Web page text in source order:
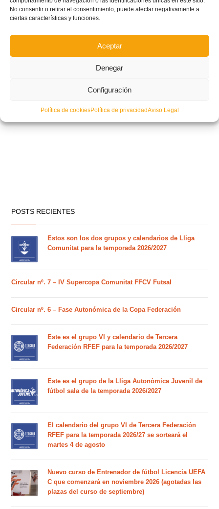
No consentir o retirar el consentimiento, puede afectar negativamente a
ciertas características y funciones.
Aceptar
Denegar
Configuración
Política de cookiesPolítica de privacidadAviso Legal
POSTS RECIENTES
Estos son los dos grupos y calendarios de Lliga
Comunitat para la temporada 2026/2027
Circular nº. 7 – IV Supercopa Comunitat FFCV Futsal
Circular nº. 6 – Fase Autonómica de la Copa Federación
Este es el grupo VI y calendario de Tercera
Federación RFEF para la temporada 2026/2027
Este es el grupo de la Lliga Autonòmica Juvenil de
fútbol sala de la temporada 2026/2027
El calendario del grupo VI de Tercera Federación
RFEF para la temporada 2026/27 se sorteará el
martes 4 de agosto
Nuevo curso de Entrenador de fútbol Licencia UEFA
C que comenzará en noviembre 2026 (agotadas las
plazas del curso de septiembre)